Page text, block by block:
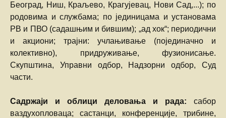
Београд, Ниш, Краљево, Крагујевац, Нови Сад,...); по
родовима и службама; по јединицама и установама
РВ и ПВО (садашњим и бившим); „ад хок“; периодични
и акциони; трајни: учлањивање (појединачно и
колективно), придруживање, фузионисање.
Скупштина, Управни одбор, Надзорни одбор, Суд
части.
Садржаји и облици деловања и рада: сабор
ваздухопловаца; састанци, конференције, трибине,